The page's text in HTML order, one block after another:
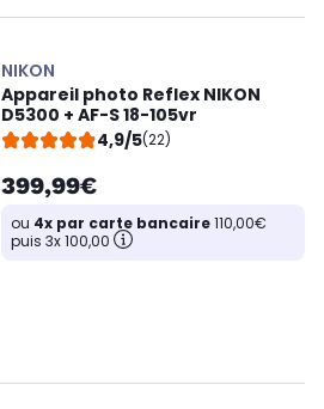
NIKON
Appareil photo Reflex NIKON
D5300 + AF-S 18-105vr
4,9/5(22)
399,99€
ou 4x par carte bancaire110,00€
puis 3x 100,00